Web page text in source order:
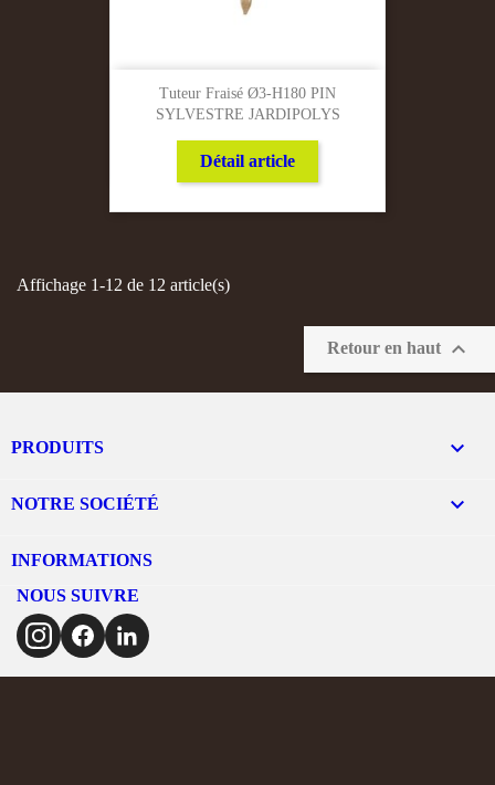
Tuteur Fraisé Ø3-H180 PIN
SYLVESTRE JARDIPOLYS
Détail article
Affichage 1-12 de 12 article(s)
Retour en haut 
PRODUITS 
NOTRE SOCIÉTÉ 
INFORMATIONS
NOUS SUIVRE